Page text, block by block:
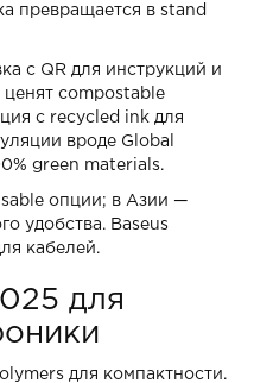
превращается в stand
с QR для инструкций и
ценят compostable
с recycled ink для
вроде Global
green materials.
опции; в Азии —
удобства. Baseus
кабелей.
для
для компактности.